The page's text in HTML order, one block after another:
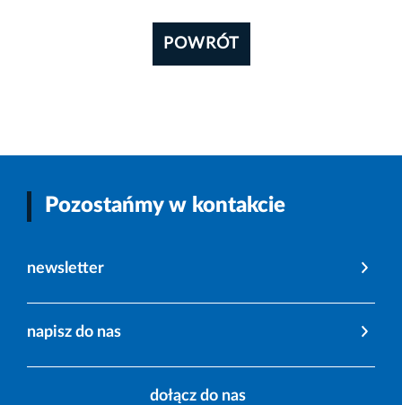
POWRÓT
Pozostańmy w kontakcie
newsletter
napisz do nas
dołącz do nas